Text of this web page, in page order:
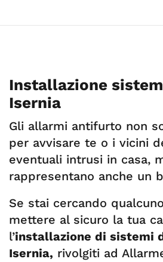
Installazione
Isernia
Gli allarmi antifurto non
per avvisare te o i vicini
eventuali intrusi in casa,
rappresentano anche un
Se stai cercando
mettere al sicuro la tua
l’installazione di sistemi
Isernia, rivolgiti ad